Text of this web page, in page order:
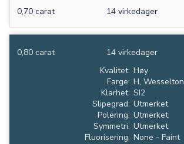
0,70 carat 14 virkedager
0,80 carat
14 virkedager
Kvalitet: Høy
Farge: H, Wesselton
Klarhet: SI2
Slipegrad: Utmerket
Polering: Utmerket
Symmetri: Utmerket
Fluorisering: None - Faint